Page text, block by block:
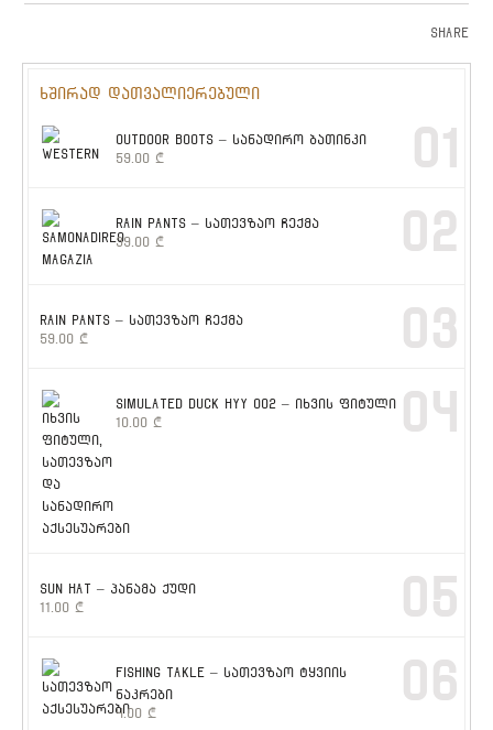
Share
ხშირად დათვალიერებული
OUTDOOR BOOTS – სანადირო ბათინკი
59.00 ₾ 01
RAIN PANTS – სათევზაო ჩექმა
39.00 ₾ 02
RAIN PANTS – სათევზაო ჩექმა
59.00 ₾ 03
SIMULATED DUCK HYY 002 – იხვის ფიტული
10.00 ₾ 04
SUN HAT – პანამა ქუდი
11.00 ₾ 05
FISHING TAKLE – სათევზაო ტყვიის
ნაკრები
4.00 ₾
06